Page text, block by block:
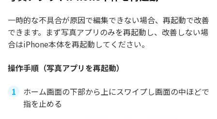
一時的な不具合が原因で編集できない場合、再起動で改善
できます。まず写真アプリのみを再起動し、改善しない場
合はiPhone本体を再起動してください。
操作手順（写真アプリを再起動）
ホーム画面の下部から上にスワイプし画面の中ほどで
指を止める